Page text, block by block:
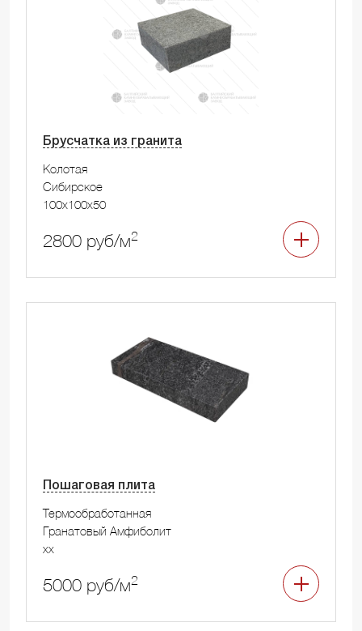
Брусчатка из гранита
Колотая
Сибирское
100x100x50
2800 руб/м2
Пошаговая плита
Термообработанная
Гранатовый Амфиболит
xx
5000 руб/м2